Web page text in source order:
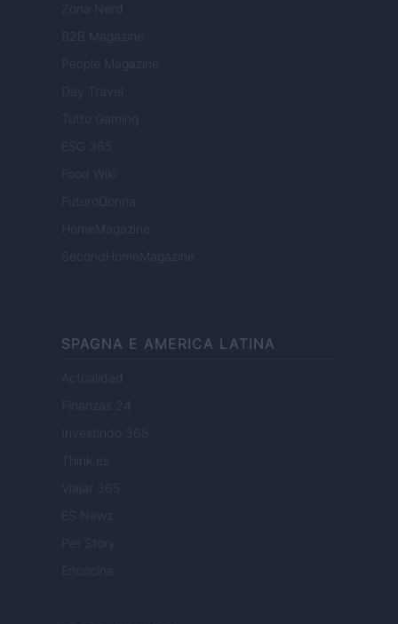
Zona Nerd
B2B Magazine
People Magazine
Day Travel
Tutto Gaming
ESG 365
Food Wiki
FuturoDonna
HomeMagazine
SecondHomeMagazine
SPAGNA E AMERICA LATINA
Actualidad
Finanzas 24
Investindo 365
Viajar 365
ES Newz
Pet Story
Encocina